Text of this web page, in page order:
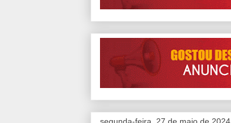
segunda-feira, 27 de maio de 2024